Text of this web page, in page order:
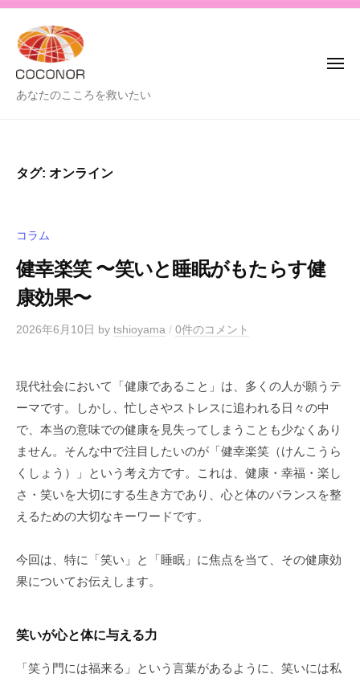
コ
C
n
r
コ
コ
あなたのこころを救いたい
メ
タグ: オンライン
コラム
健幸楽笑 〜笑いと睡眠がもたらす健
康効果〜
2026年6月10日 by tshioyama / 0件のコメント
現代社会において「健康であること」は、多くの人が願うテ
ーマです。しかし、忙しさやストレスに追われる日々の中
で、本当の意味での健康を見失ってしまうことも少なくあり
ません。そんな中で注目したいのが「健幸楽笑（けんこうら
くしょう）」という考え方です。これは、健康・幸福・楽し
さ・笑いを大切にする生き方であり、心と体のバランスを整
えるための大切なキーワードです。
今回は、特に「笑い」と「睡眠」に焦点を当て、その健康効
果についてお伝えします。
笑いが心と体に与える力
「笑う門には福来る」という言葉があるように、笑いには私
c
o
n
o
コ
-